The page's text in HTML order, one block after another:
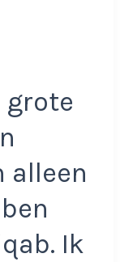
grote
alleen
Ik